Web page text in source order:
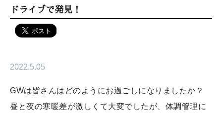
ドライブで発見！
2022.5.05
GWは皆さんはどのようにお過ごしになりましたか？
昼と夜の寒暖差が激しくて大変でしたが、体調管理に